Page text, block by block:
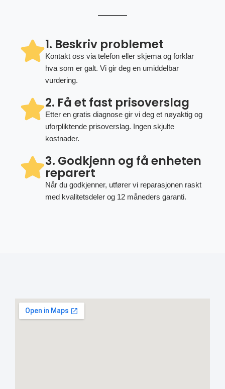
1. Beskriv problemet
Kontakt oss via telefon eller skjema og forklar
hva som er galt. Vi gir deg en umiddelbar
vurdering.
2. Få et fast prisoverslag
Etter en gratis diagnose gir vi deg et nøyaktig og
uforpliktende prisoverslag. Ingen skjulte
kostnader.
3. Godkjenn og få enheten
reparert
Når du godkjenner, utfører vi reparasjonen raskt
med kvalitetsdeler og 12 måneders garanti.